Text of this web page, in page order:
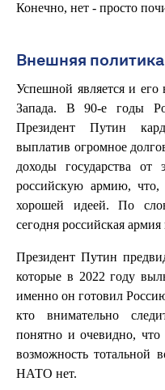
Конечно, нет - просто
Внешняя
Успешной является и
Запада. В 90-е годы
Президент Путин
выплатив огромное
доходы государства от
российскую армию,
хорошей идеей. По
сегодня российская
Президент Путин
которые в 2022 году
именно он готовил
кто внимательно
понятно и очевидно,
возможность
НАТО нет.